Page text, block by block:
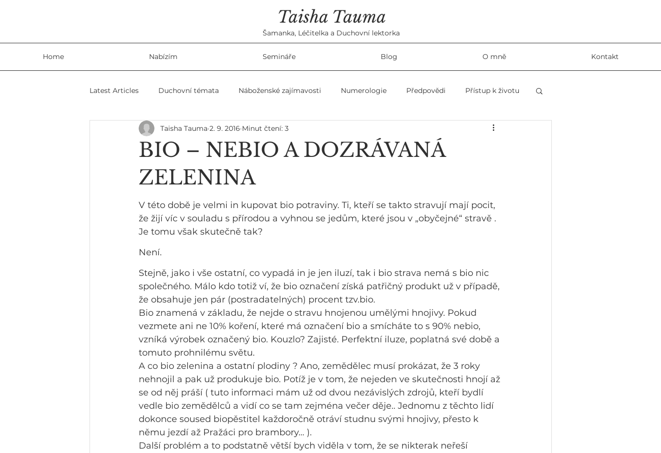
Taisha Tauma
Šamanka, Léčitelka a Duchovní lektorka
Home Nabízím Semináře Blog O mně Kontakt
Latest Articles Duchovní témata Náboženské zajímavosti Numerologie Předpovědi Přístup k životu
Šamanizmus Zábavné články Ženské témata
BIO – NEBIO A DOZRÁVANÁ
ZELENINA
Taisha Tauma 2. 9. 2016 Minut čtení: 3
V této době je velmi in kupovat bio potraviny. Ti, kteří se takto stravují mají pocit,
že žijí víc v souladu s přírodou a vyhnou se jedům, které jsou v „obyčejné“ stravě .
Je tomu však skutečně tak?
Není.
Stejně, jako i vše ostatní, co vypadá in je jen iluzí, tak i bio strava nemá s bio nic
společného. Málo kdo totiž ví, že bio označení získá patřičný produkt už v případě,
že obsahuje jen pár (postradatelných) procent tzv.bio.
Bio znamená v základu, že nejde o stravu hnojenou umělými hnojivy. Pokud
vezmete ani ne 10% koření, které má označení bio a smícháte to s 90% nebio,
vzníká výrobek označený bio. Kouzlo? Zajisté. Perfektní iluze, poplatná své době a
tomuto prohnilému světu.
A co bio zelenina a ostatní plodiny ? Ano, zemědělec musí prokázat, že 3 roky
nehnojil a pak už produkuje bio. Potíž je v tom, že nejeden ve skutečnosti hnojí až
se od něj práší ( tuto informaci mám už od dvou nezávislých zdrojů, kteří bydlí
vedle bio zemědělců a vidí co se tam zejména večer děje.. Jednomu z těchto lidí
dokonce soused biopěstitel každoročně otráví studnu svými hnojivy, přesto k
němu jezdí až Pražáci pro brambory… ).
Další problém a to podstatně větší bych viděla v tom, že se nikterak neřeší